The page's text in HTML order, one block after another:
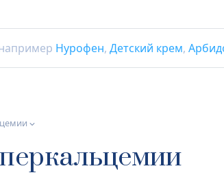
Нурофен, Детский крем,